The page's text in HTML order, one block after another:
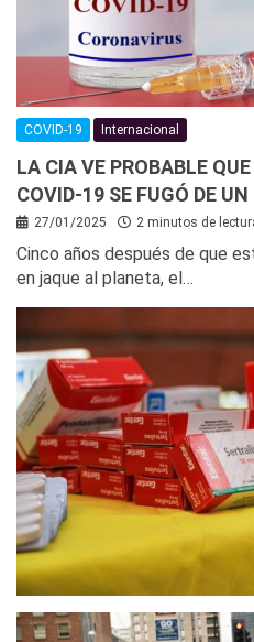
COVID-19 Internacional
LA CIA VE PROBABLE
COVID-19 SE FUGÓ DE
27/01/2025 2 minutos de
Cinco años después de que
en jaque al planeta, el…